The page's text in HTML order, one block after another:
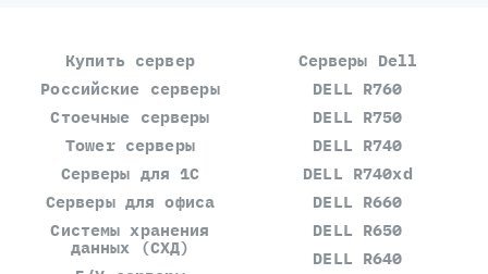
Купить сервер
Российские серверы
Стоечные серверы
Tower серверы
Серверы для 1С
Серверы для офиса
Системы хранения
данных (СХД)
Серверы Dell
DELL R760
DELL R750
DELL R740
DELL R740xd
DELL R660
DELL R650
DELL R640